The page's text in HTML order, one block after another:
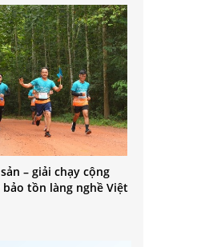
– giải chạy cộng
tồn làng nghề Việt